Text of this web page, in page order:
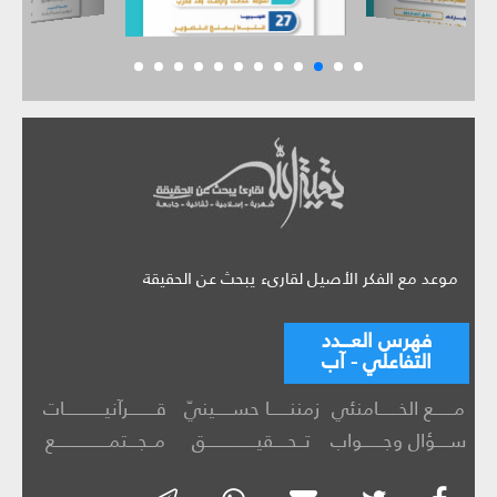
موعد مع الفكر الأصيل لقارىء يبحث عن الحقيقة
فهرس العـــدد
التفاعلي - آب
مــــــع الخــــــامنئي زمننــــــا حســـــينيّ
قــــــــرآنيــــــــــــات
ســــؤال وجــــــواب
تــحــــقيـــــــــــــــق مــجـــتمــــــــــــــــع